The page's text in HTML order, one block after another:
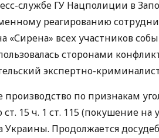
службе ГУ Нацполиции в
реагированию
«Сирена» всех участников
сторонами
экспертно-
производство по признакам
15 ч. 1 ст. 115 (покушение
Украины. Продолжается